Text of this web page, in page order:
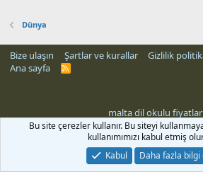
Dünya
Bize ulaşın Şartlar ve kurallar Gizlilik
Ana sayfa
R
malta dil okulu
Bu site çerezler kullanır. Bu siteyi
kullanımımızı kabul etmiş
Kabul
Daha fazla